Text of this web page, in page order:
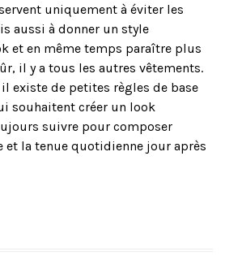
uniquement à éviter les
aussi à donner un style
et en même temps paraître plus
il y a tous les autres vêtements.
existe de petites règles de base
souhaitent créer un look
suivre pour composer
et la tenue quotidienne jour après